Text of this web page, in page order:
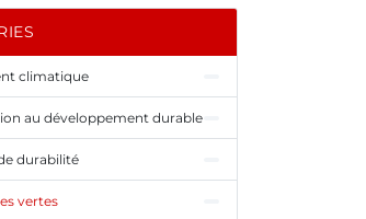
climatique
au développement durable
durabilité
vertes